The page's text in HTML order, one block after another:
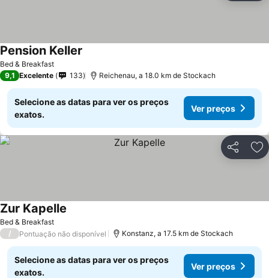
Bed & Breakfast
Pension Keller
9,1 Excelente 133 Reichenau, a 18.0 km de Stockach
Selecione as datas para ver os preços
exatos.
Ver preços
Partilhar
Bed & Breakfast
Zur Kapelle
/ Pontuação não disponível Konstanz, a 17.5 km de Stockach
Selecione as datas para ver os preços
exatos.
Ver preços